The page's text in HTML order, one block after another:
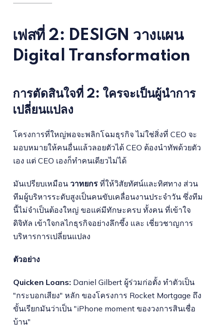
เฟสที่ 2: DESIGN วางแผน
Digital Transformation
การตัดสินใจที่ 2: ใครจะเป็นผู้นำการ
เปลี่ยนแปลง
โครงการที่ใหญ่พอจะพลิกโฉมธุรกิจ ไม่ใช่สิ่งที่ CEO จะ
มอบหมายให้คนอื่นแล้วลอยตัวได้ CEO ต้องนำทัพด้วยตัว
เอง แต่ CEO เองก็ทำคนเดียวไม่ได้
มันเปรียบเหมือน วาทยกรที่ให้วิสัยทัศน์และทิศทาง ส่วน
ทีมผู้บริหารระดับสูงเป็นคนขับเคลื่อนงานประจำวัน ซึ่งทีม
นี้ไม่จำเป็นต้องใหญ่ ขอแค่มีทักษะครบ ทั้งคน ที่เข้าใจ
ดิจิทัล เข้าใจกลไกธุรกิจอย่างลึกซึ้ง และ เชี่ยวชาญการ
บริหารการเปลี่ยนแปลง
ตัวอย่าง
Quicken Loans: Daniel Gilbert ผู้ร่วมก่อตั้ง ทำตัวเป็น
"กระบอกเสียง" หลัก ของโครงการ Rocket Mortgage ถึง
ขั้นเรียกมันว่าเป็น "iPhone moment ของวงการสินเชื่อ
บ้าน"